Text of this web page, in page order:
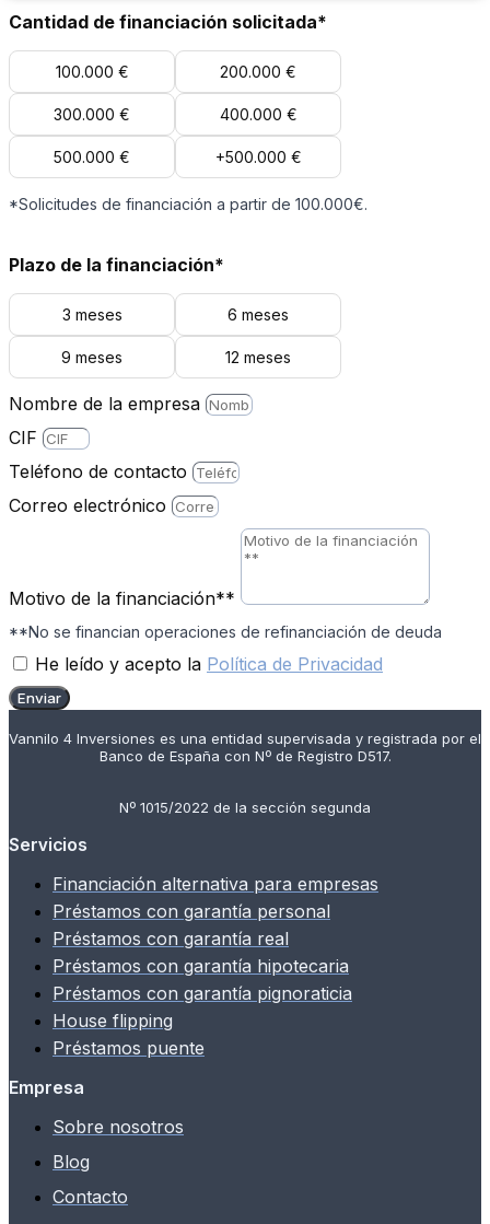
Cantidad de financiación solicitada*
100.000 € 200.000 €
300.000 € 400.000 €
500.000 € +500.000 €
*Solicitudes de financiación a partir de 100.000€.
Plazo de la financiación*
3 meses 6 meses
9 meses 12 meses
Nombre de la empresa
CIF
Teléfono de contacto
Correo electrónico
Motivo de la financiación**
**No se financian operaciones de refinanciación de deuda
He leído y acepto la Política de Privacidad
Enviar
Vannilo 4 Inversiones es una entidad supervisada y registrada por el
Banco de España con Nº de Registro D517.
Nº 1015/2022 de la sección segunda
Servicios
Financiación alternativa para empresas
Préstamos con garantía personal
Préstamos con garantía real
Préstamos con garantía hipotecaria
Préstamos con garantía pignoraticia
House flipping
Préstamos puente
Empresa
Sobre nosotros
Blog
Contacto